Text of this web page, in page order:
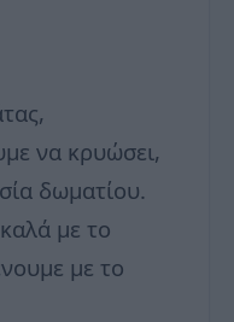
να κρυώσει,
δωματίου.
με το
με το